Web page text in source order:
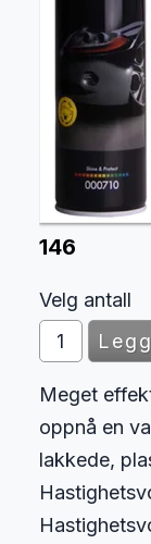
146
Velg antall
Meget
oppnå en
lakkede,